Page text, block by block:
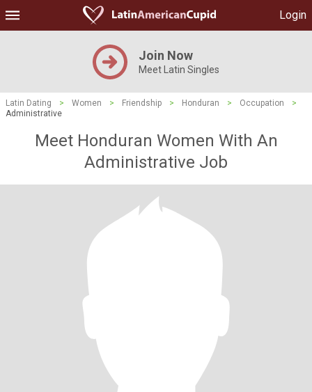
Login
Join Now
Meet Latin Singles
Latin Dating > Women > Friendship > Honduran > Occupation
>
Administrative
Meet Honduran Women With An
Administrative Job